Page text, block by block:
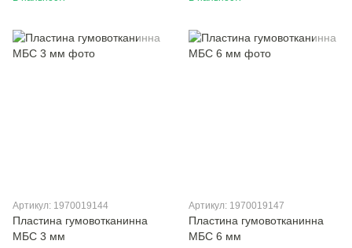
Артикул: 1970019144
Пластина гумовотканинна
МБС 3 мм
Артикул: 1970019147
Пластина гумовотканинна
МБС 6 мм